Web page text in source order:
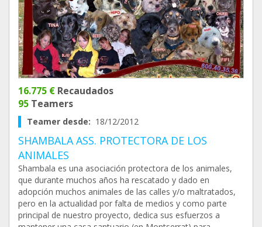
16.775 € Recaudados
95 Teamers
Teamer desde: 18/12/2012
SHAMBALA ASS. PROTECTORA DE LOS
ANIMALES
Shambala es una asociación protectora de los animales,
que durante muchos años ha rescatado y dado en
adopción muchos animales de las calles y/o maltratados,
pero en la actualidad por falta de medios y como parte
principal de nuestro proyecto, dedica sus esfuerzos a